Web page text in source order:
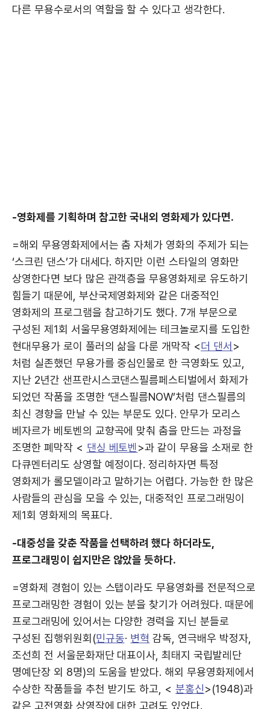
다른 무용수로서의 역할을 할 수 있다고 생각한다.
-영화제를 기획하며 참고한 국내외 영화제가 있다면.
=해외 무용영화제에서는 춤 자체가 영화의 주제가 되는
‘스크린 댄스’가 대세다. 하지만 이런 스타일의 영화만
상영한다면 보다 많은 관객층을 무용영화제로 유도하기
힘들기 때문에, 부산국제영화제와 같은 대중적인
영화제의 프로그램을 참고하기도 했다. 7개 부문으로
구성된 제1회 서울무용영화제에는 테크놀로지를 도입한
현대무용가 로이 풀러의 삶을 다룬 개막작 <더 댄서 >
처럼 실존했던 무용가를 중심인물로 한 극영화도 있고,
지난 2년간 샌프란시스코댄스필름페스티벌에서 화제가
되었던 작품을 조명한 ‘댄스필름NOW’처럼 댄스필름의
최신 경향을 만날 수 있는 부문도 있다. 안무가 모리스
베자르가 베토벤의 교향곡에 맞춰 춤을 만드는 과정을
조명한 폐막작 < 댄싱 베토벤>과 같이 무용을 소재로 한
다큐멘터리도 상영할 예정이다. 정리하자면 특정
영화제가 롤모델이라고 말하기는 어렵다. 가능한 한 많은
사람들의 관심을 모을 수 있는, 대중적인 프로그래밍이
제1회 영화제의 목표다.
-대중성을 갖춘 작품을 선택하려 했다 하더라도,
프로그래밍이 쉽지만은 않았을 듯하다.
=영화제 경험이 있는 스탭이라도 무용영화를 전문적으로
프로그래밍한 경험이 있는 분을 찾기가 어려웠다. 때문에
프로그래밍에 있어서는 다양한 경력을 지닌 분들로
구성된 집행위원회(민규동· 변혁 감독, 연극배우 박정자,
조선희 전 서울문화재단 대표이사, 최태지 국립발레단
명예단장 외 8명)의 도움을 받았다. 해외 무용영화제에서
수상한 작품들을 추천 받기도 하고, < 분홍신>(1948)과
같은 고전영화 상영작에 대한 고려도 있었다.